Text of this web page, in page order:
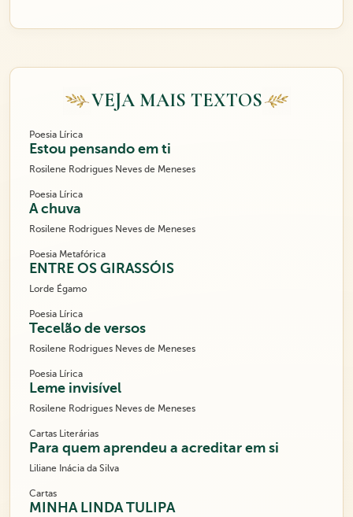
VEJA MAIS TEXTOS
Poesia Lírica
Estou pensando em ti
Rosilene Rodrigues Neves de Meneses
Poesia Lírica
A chuva
Rosilene Rodrigues Neves de Meneses
Poesia Metafórica
ENTRE OS GIRASSÓIS
Lorde Égamo
Poesia Lírica
Tecelão de versos
Rosilene Rodrigues Neves de Meneses
Poesia Lírica
Leme invisível
Rosilene Rodrigues Neves de Meneses
Cartas Literárias
Para quem aprendeu a acreditar em si
Liliane Inácia da Silva
Cartas
MINHA LINDA TULIPA